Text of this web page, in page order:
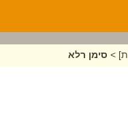
> סימן רלא